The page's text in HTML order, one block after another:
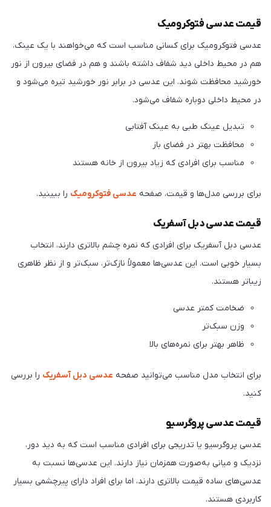
قیمت عدسی فتوکرومیک
عدسی فتوکرومیک برای کسانی مناسب است که می‌خواهند با یک عینک،
هم در محیط داخلی دید شفاف داشته باشند و هم در فضای بیرون از نور
خورشید محافظت شوند. این عدسی در برابر نور خورشید تیره می‌شود و
در محیط داخلی دوباره شفاف می‌شود.
تبدیل عینک طبی به عینک آفتابی
محافظت بهتر در فضای باز
مناسب برای افرادی که زیاد بیرون از خانه هستند
برای بررسی مدل‌ها و قیمت، صفحه عدسی فتوکرومیک را ببینید.
قیمت عدسی دبل آسفریک
عدسی دبل آسفریک برای افرادی که نمره چشم بالاتری دارند، انتخاب
بسیار خوبی است. این عدسی‌ها معمولاً نازک‌تر، سبک‌تر و از نظر ظاهری
زیباتر هستند.
ضخامت کمتر عدسی
وزن سبک‌تر
ظاهر بهتر برای نمره‌های بالا
برای انتخاب مدل مناسب می‌توانید صفحه عدسی دبل آسفریک را بررسی
کنید.
قیمت عدسی پروگرسیو
عدسی پروگرسیو یا تدریجی برای افرادی مناسب است که به دید دور،
نزدیک و میانی به‌صورت همزمان نیاز دارند. این عدسی‌ها نسبت به
عدسی‌های ساده قیمت بالاتری دارند، اما برای افراد دارای پیرچشمی بسیار
کاربردی هستند.